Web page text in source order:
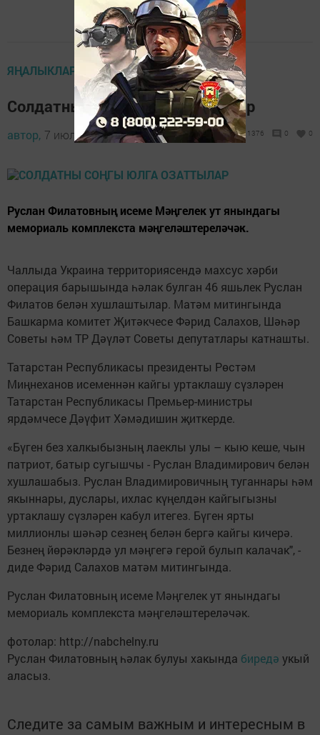
ЯҢАЛЫКЛАР ТАСМАСЫ
Солдатны соңгы юлга озаттылар
автор, 7 июль 2022 - 09:06 1376 0 0
Руслан Филатовның исеме Мәңгелек ут янындагы
мемориаль комплекста мәңгеләштереләчәк.
Чаллыда Украина территориясендә махсус хәрби
операция барышында һәлак булган 46 яшьлек Руслан
Филатов белән хушлаштылар. Матәм митингында
Башкарма комитет Җитәкчесе Фәрид Салахов, Шәһәр
Советы һәм ТР Дәүләт Советы депутатлары катнашты.
Татарстан Республикасы президенты Рөстәм
Миңнеханов исеменнән кайгы уртаклашу сүзләрен
Татарстан Республикасы Премьер-министры
ярдәмчесе Дәүфит Хәмәдишин җиткерде.
«Бүген без халкыбызның лаеклы улы – кыю кеше, чын
патриот, батыр сугышчы - Руслан Владимирович белән
хушлашабыз. Руслан Владимировичның туганнары һәм
якыннары, дуслары, ихлас күңелдән кайгыгызны
уртаклашу сүзләрен кабул итегез. Бүген ярты
миллионлы шәһәр сезнең белән бергә кайгы кичерә.
Безнең йөрәкләрдә ул мәңгегә герой булып калачак", -
диде Фәрид Салахов матәм митингында.
Руслан Филатовның исеме Мәңгелек ут янындагы
мемориаль комплекста мәңгеләштереләчәк.
фотолар: http://nabchelny.ru
Руслан Филатовның һәлак булуы хакында биредә укый
аласыз.
Следите за самым важным и интересным в